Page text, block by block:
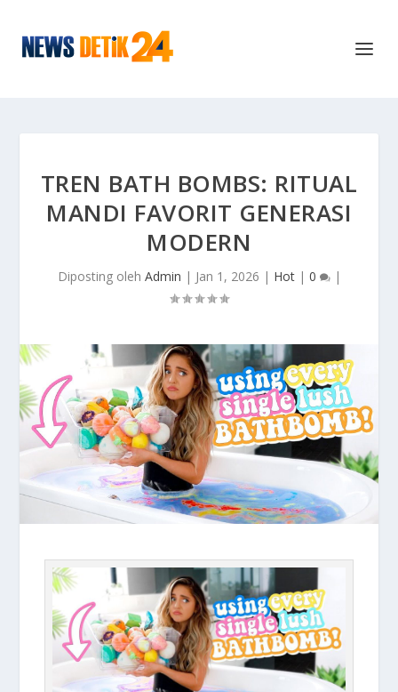
TREN BATH BOMBS: RITUAL
MANDI FAVORIT GENERASI
MODERN
Diposting oleh Admin | Jan 1, 2026 | Hot| 0 |